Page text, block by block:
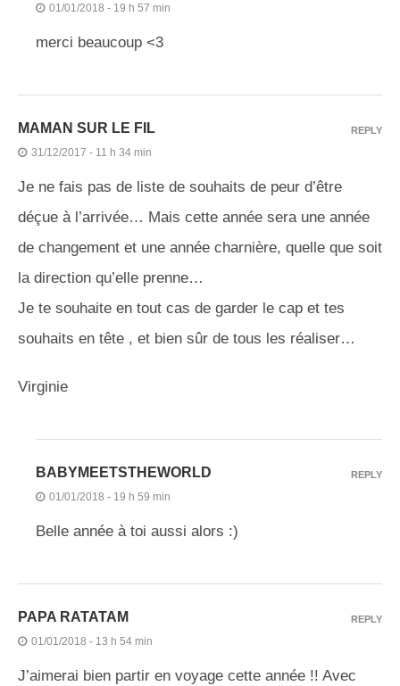
01/01/2018 - 19 h 57 min
merci beaucoup <3
MAMAN SUR LE FIL
31/12/2017 - 11 h 34 min
Je ne fais pas de liste de souhaits de peur d’être
déçue à l’arrivée… Mais cette année sera une année
de changement et une année charnière, quelle que soit
la direction qu’elle prenne…
Je te souhaite en tout cas de garder le cap et tes
souhaits en tête , et bien sûr de tous les réaliser…
Virginie
REPLY
BABYMEETSTHEWORLD
01/01/2018 - 19 h 59 min
Belle année à toi aussi alors :)
REPLY
PAPA RATATAM
01/01/2018 - 13 h 54 min
J’aimerai bien partir en voyage cette année !! Avec
REPLY